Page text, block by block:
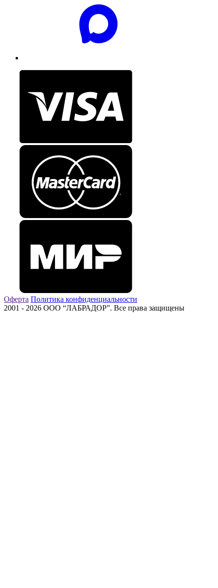
Оферта Политика конфиденциальности
2001 - 2026 ООО “ЛАБРАДОР”. Все права защищены